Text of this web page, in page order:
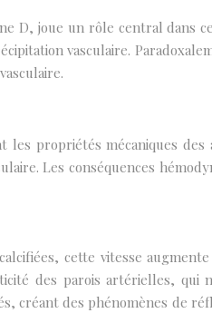
D, joue un rôle central dans
vasculaire.
les propriétés mécaniques
Les conséquences
cette vitesse
des parois artérielles, qui
créant des phénomènes de